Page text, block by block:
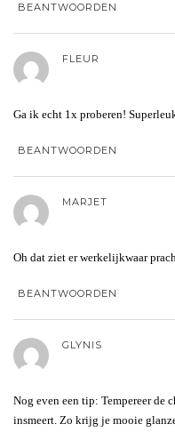
BEANTWOORDEN
FLEUR
Ga ik echt 1x proberen!
BEANTWOORDEN
MARJET
Oh dat ziet er werkelijkwaar
BEANTWOORDEN
GLYNIS
Nog even een tip: Tempereer de
insmeert. Zo krijg je mooie